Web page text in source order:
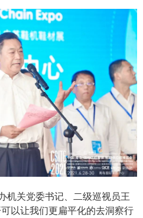
机关党委书记、二级巡视员王
以让我们更扁平化的去洞察行